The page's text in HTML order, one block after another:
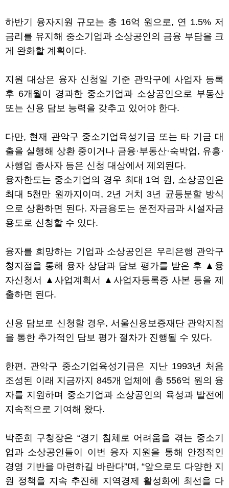
하반기 융자지원 규모는 총 16억 원으로, 연 1.5% 저
금리를 유지해 중소기업과 소상공인의 금융 부담을 크
게 완화할 계획이다.
지원 대상은 융자 신청일 기준 관악구에 사업자 등록
후 6개월이 경과한 중소기업과 소상공인으로 부동산
또는 신용 담보 능력을 갖추고 있어야 한다.
다만, 현재 관악구 중소기업육성기금 또는 타 기금 대
출을 실행해 상환 중이거나 금융·부동산·숙박업 , 유흥·
사행업 종사자 등은 신청 대상에서 제외된다.
융자한도는 중소기업의 경우 최대 1억 원 , 소상공인은
최대5천만 원까지이며 , 2년 거치3년 균등분할 방식
으로 상환하면 된다. 자금용도는 운전자금과 시설자금
용도로 신청할 수 있다.
융자를 희망하는 기업과 소상공인은 우리은행 관악구
청지점을 통해 융자 상담과 담보 평가를 받은 후 ▲ 융
자신청서
▲ 사업계획서 ▲ 사업자등록증 사본 등을 제
출하면 된다.
신용 담보로 신청할 경우, 서울신용보증재단 관악지점
을 통한 추가적인 담보 평가 절차가 진행될 수 있다.
한편, 관악구 중소기업육성기금은 지난 1993년 처음
조성된 이래 지금까지 845개 업체에 총 556억 원의 융
자를 지원하며 중소기업과 소상공인의 육성과 발전에
지속적으로 기여해 왔다.
박준희 구청장은 “경기 침체로 어려움을 겪는 중소기
업과 소상공인들이 이번 융자 지원을 통해 안정적인
경영 기반을 마련하길 바란다”며 , “앞으로도 다양한 지
원 정책을 지속 추진해 지역경제 활성화에 최선을 다